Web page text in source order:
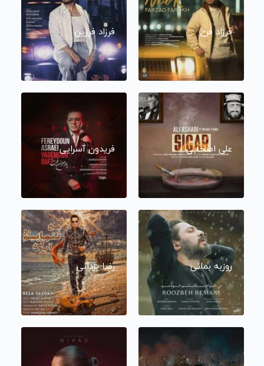
فرزاد فرخ فرزاد فرزین
علی اصحابی فریدون آسرایی
روزبه بمانی رضا یزدانی